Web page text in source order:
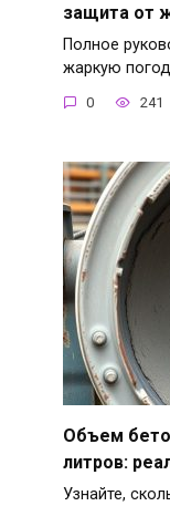
защита от
Полное
жаркую
0 241
Объем
литров:
Узнайте,